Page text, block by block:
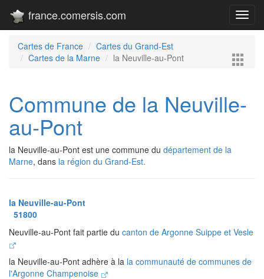
france.comersis.com
Cartes de France
Cartes du Grand-Est
Cartes de la Marne
la Neuville-au-Pont
Commune de la Neuville-
au-Pont
la Neuville-au-Pont est une commune du département de la
Marne, dans la région du Grand-Est.
la Neuville-au-Pont
51800
Neuville-au-Pont fait partie du canton de Argonne Suippe et Vesle
la Neuville-au-Pont adhère à la la communauté de communes de
l'Argonne Champenoise